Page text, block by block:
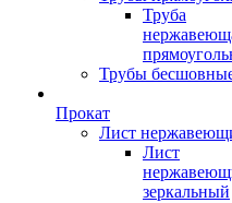
Труба
Трубы
Прокат
Лист
Лист
зеркальный